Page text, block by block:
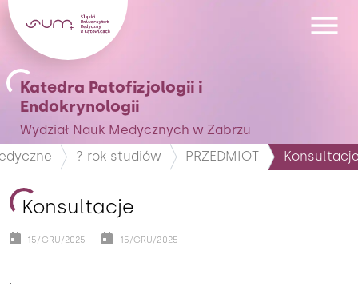
Katedra Patofizjologii i
Endokrynologii
Wydział Nauk Medycznych w Zabrzu
? rok studiów PRZEDMIOT
Konsultacje
15/GRU/2025 15/GRU/2025
.